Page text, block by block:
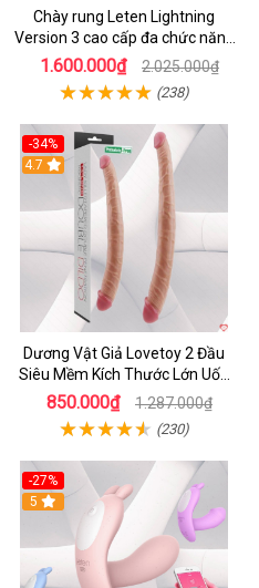
Chày rung Leten Lightning
Version 3 cao cấp đa chức năng
kích thích
1.600.000₫ 2.025.000₫
(238)
-34%
4.7
Dương Vật Giả Lovetoy 2 Đầu
Siêu Mềm Kích Thước Lớn Uốn
Cong
850.000₫ 1.287.000₫
(230)
-27%
5